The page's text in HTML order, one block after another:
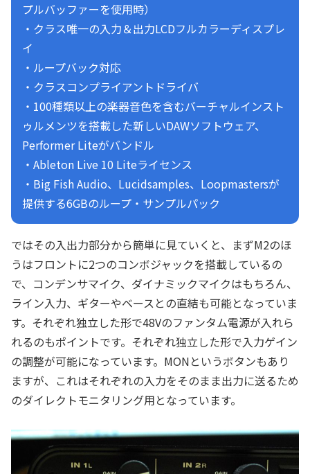
プルバッファーを使用時）
・クラス唯一の入力＆出力LCDフルカラーディスプレ
イ
・ループバック対応
・クラスコンプライアントドライバ
・100種類以上の楽器音色を含むバーチャルインスト
ゥルメンツを搭載した新しいDAWソフトウェア、
Performer Liteがバンドル
・Ableton Live 10 Liteライセンス
・Big Fish Audio、Lucidsamples、Loopmastersが
提供する6GBのループ・サンプルパック
ではその入出力部分から簡単に見ていくと、まずM2のほ
うはフロントに2つのコンボジャックを搭載しているの
で、コンデンサマイク、ダイナミックマイクはもちろん、
ライン入力、ギターやベースとの直結も可能となっていま
す。それぞれ独立した形で48Vのファンタム電源が入れら
れるのもポイントです。それぞれ独立した形で入力ゲイン
の調整が可能になっています。MONというボタンもあり
ますが、これはそれぞれの入力をそのまま出力に送るため
のダイレクトモニタリング用となっています。